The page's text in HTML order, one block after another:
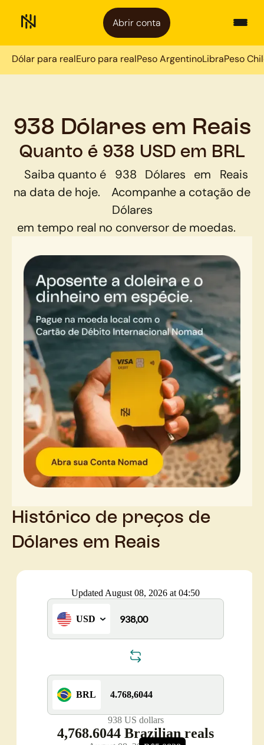
Abrir conta
Dólar para realEuro para realPeso ArgentinoLibraPeso
938 Dólares em Reais
Quanto é 938 USD em BRL
Saiba quanto é 938 Dólares em
Reais
na data de hoje.
Acompanhe a cotação de
Dólares
em tempo real no conversor de moedas.
Histórico de preços de
Dólares em Reais